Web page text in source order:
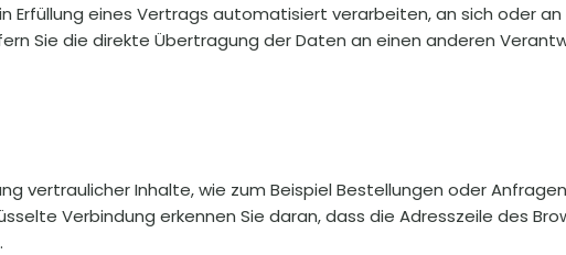
Erfüllung eines Vertrags automatisiert verarbeiten, an sich oder
Sie die direkte Übertragung der Daten an einen anderen
vertraulicher Inhalte, wie zum Beispiel Bestellungen oder
Verbindung erkennen Sie daran, dass die Adresszeile des